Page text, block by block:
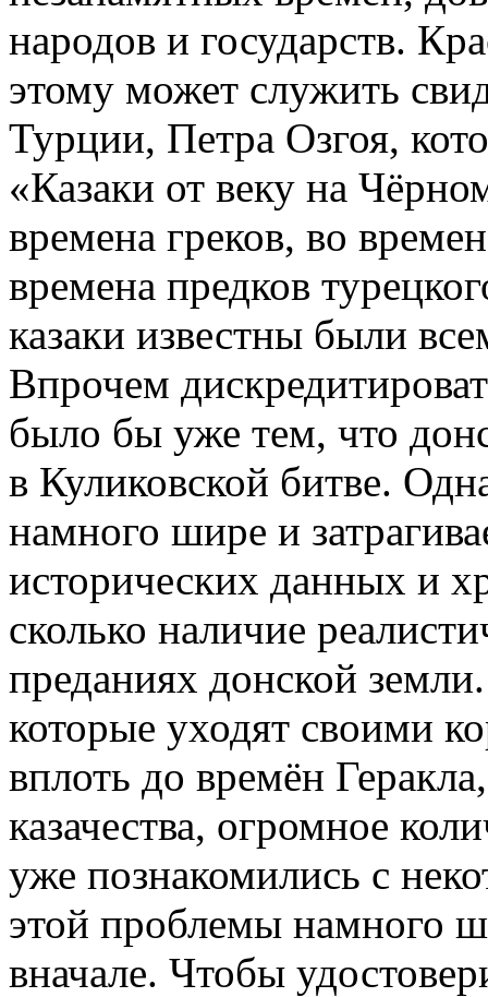
народов и государств.
этому может служить
Турции, Петра Озгоя,
«Казаки от веку на
времена греков, во
времена предков
казаки известны были
Впрочем
было бы уже тем, что
в Куликовской битве.
намного шире и
исторических данных и
сколько наличие
преданиях донской
которые уходят своими
вплоть до времён
казачества, огромное
уже познакомились с
этой проблемы намного
вначале. Чтобы